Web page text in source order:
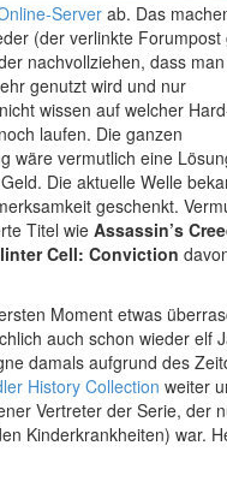
Server ab. Das
(der verlinkte Forumpost
nachvollziehen, dass
genutzt wird und nur
wissen auf welcher
laufen. Die ganzen
wäre vermutlich eine
Die aktuelle Welle
geschenkt.
Titel wieAssassin’s
Cell: Conviction
Moment etwas
auch schon wieder elf
damals aufgrund des
History Collection weiter
Vertreter der Serie,
Kinderkrankheiten) war.